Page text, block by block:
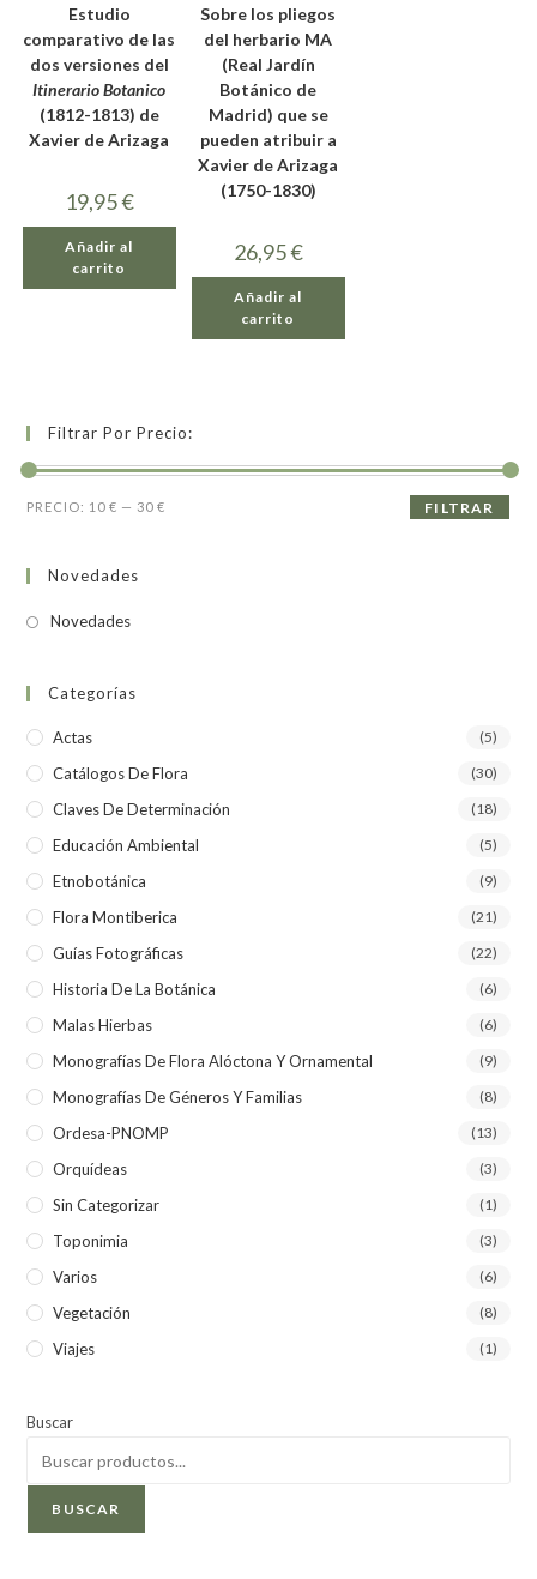
Estudio
comparativo de las
dos versiones del
Itinerario Botanico
(1812-1813) de
Xavier de Arizaga
19,95€
Añadir al
carrito
Sobre los pliegos
del herbario MA
(Real Jardín
Botánico de
Madrid) que se
pueden atribuir a
Xavier de Arizaga
(1750-1830)
26,95€
Añadir al
carrito
Filtrar Por Precio:
FILTRAR
PRECIO: 10 € — 30 €
Novedades
Novedades
Categorías
Actas (5)
Catálogos De Flora (30)
Claves De Determinación (18)
Educación Ambiental (5)
Etnobotánica (9)
Flora Montiberica (21)
Guías Fotográficas (22)
Historia De La Botánica (6)
Malas Hierbas (6)
Monografías De Flora Alóctona Y Ornamental (9)
Monografías De Géneros Y Familias (8)
Ordesa-PNOMP (13)
Orquídeas (3)
Sin Categorizar (1)
Toponimia (3)
Varios (6)
Vegetación (8)
Viajes (1)
Buscar
BUSCAR